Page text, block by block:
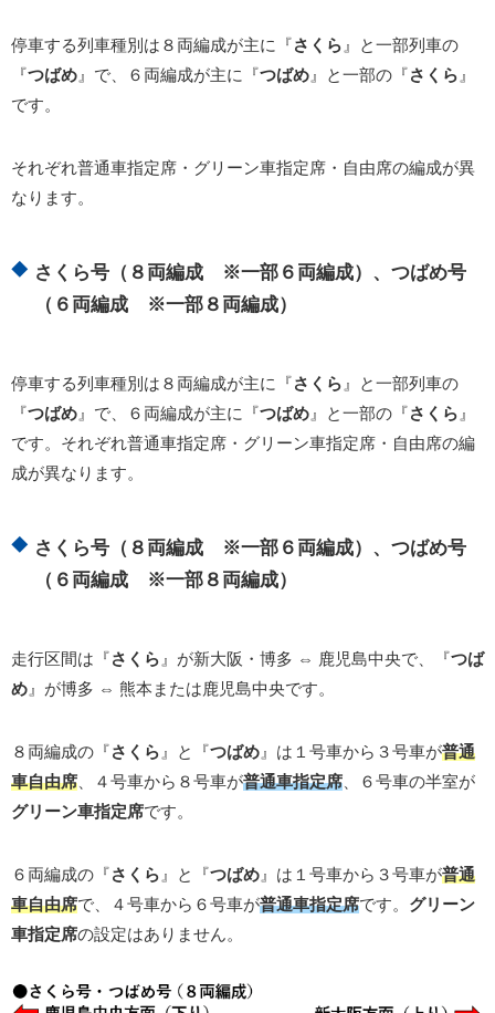
停車する列車種別は８両編成が主に『さくら 』と一部列車の
『つばめ 』で、６両編成が主に『つばめ 』と一部の『さくら 』
です。
それぞれ普通車指定席・グリーン車指定席・自由席の編成が異
なります。
さくら号（８両編成 ※一部６両編成）、つばめ号
（６両編成 ※一部８両編成）
停車する列車種別は８両編成が主に『さくら 』と一部列車の
『つばめ 』で、６両編成が主に『つばめ 』と一部の『さくら 』
です。それぞれ普通車指定席・グリーン車指定席・自由席の編
成が異なります。
さくら号（８両編成 ※一部６両編成）、つばめ号
（６両編成 ※一部８両編成）
走行区間は『さくら 』が新大阪・博多 ⇔ 鹿児島中央で、『つば
め 』が博多 ⇔ 熊本または鹿児島中央です。
８両編成の『さくら 』と『つばめ 』は１号車から３号車が普通
車自由席 、４号車から８号車が普通車指定席 、６号車の半室が
グリーン車指定席です。
６両編成の『さくら 』と『つばめ 』は１号車から３号車が普通
車自由席で、４号車から６号車が普通車指定席です。 グリーン
車指定席の設定はありません。